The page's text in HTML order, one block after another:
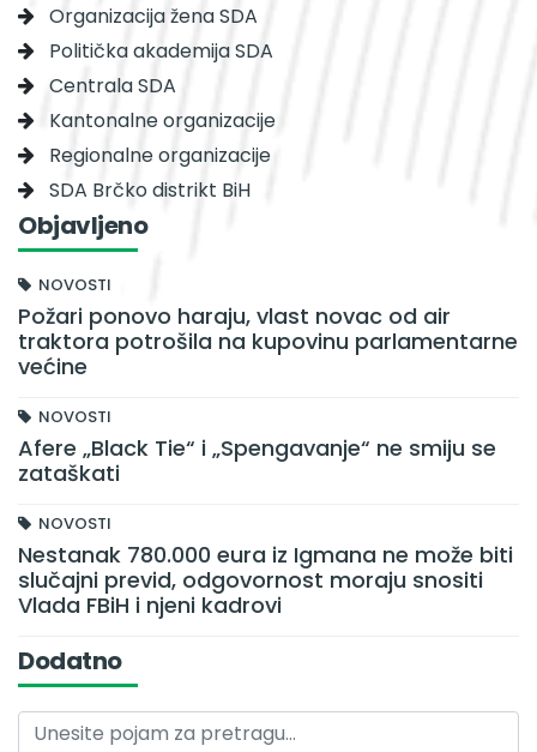
Organizacija žena SDA
Politička akademija SDA
Centrala SDA
Kantonalne organizacije
Regionalne organizacije
SDA Brčko distrikt BiH
Objavljeno
NOVOSTI
Požari ponovo haraju, vlast novac od air
traktora potrošila na kupovinu parlamentarne
većine
NOVOSTI
Afere „Black Tie“ i „Spengavanje“ ne smiju se
zataškati
NOVOSTI
Nestanak 780.000 eura iz Igmana ne može biti
slučajni previd, odgovornost moraju snositi
Vlada FBiH i njeni kadrovi
Dodatno